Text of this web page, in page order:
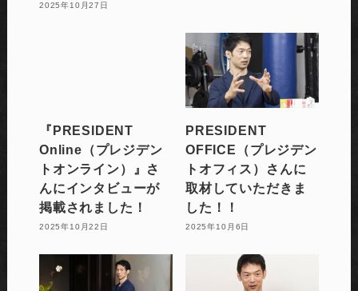
2025年10月27日
『PRESIDENT
Online（プレジデン
トオンライン）』さ
んにインタビューが
掲載されました！
2025年10月22日
PRESIDENT
OFFICE（プレジデン
トオフィス）さんに
取材していただきま
した！！
2025年10月6日